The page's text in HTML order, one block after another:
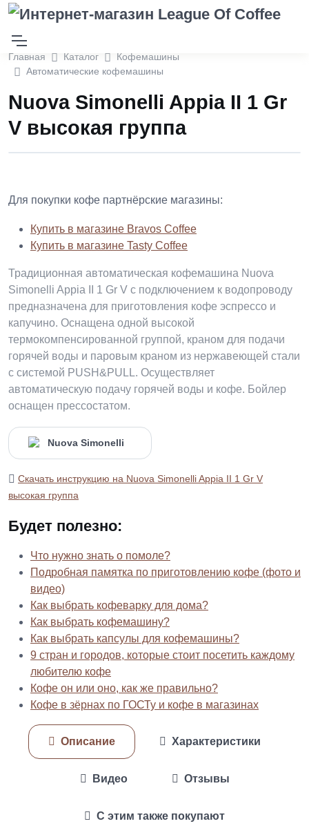
Главная Каталог
Кофемашины
Автоматические кофемашины
Nuova Simonelli Appia II 1 Gr
V высокая группа
Для покупки кофе партнёрские магазины:
Купить в магазине Bravos Coffee
Купить в магазине Tasty Coffee
Традиционная автоматическая кофемашина Nuova
Simonelli Appia II 1 Gr V с подключением к водопроводу
предназначена для приготовления кофе эспрессо и
капучино. Оснащена одной высокой
термокомпенсированной группой, краном для подачи
горячей воды и паровым краном из нержавеющей стали
с системой PUSH&PULL. Осуществляет
автоматическую подачу горячей воды и кофе. Бойлер
оснащен прессостатом.
Скачать инструкцию на Nuova Simonelli Appia II 1 Gr V
высокая группа
Будет полезно:
Что нужно знать о помоле?
Подробная памятка по приготовлению кофе (фото и
видео)
Как выбрать кофеварку для дома?
Как выбрать кофемашину?
Как выбрать капсулы для кофемашины?
9 стран и городов, которые стоит посетить каждому
любителю кофе
Кофе он или оно, как же правильно?
Кофе в зёрнах по ГОСТу и кофе в магазинах
Описание Характеристики
Видео Отзывы
С этим также покупают